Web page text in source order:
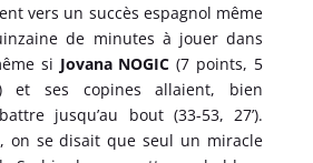
vers un succès espagnol même
de minutes à jouer dans
si Jovana NOGIC(7 points, 5
et ses copines allaient, bien
jusqu’au bout (33-53, 27’).
on se disait que seul un miracle